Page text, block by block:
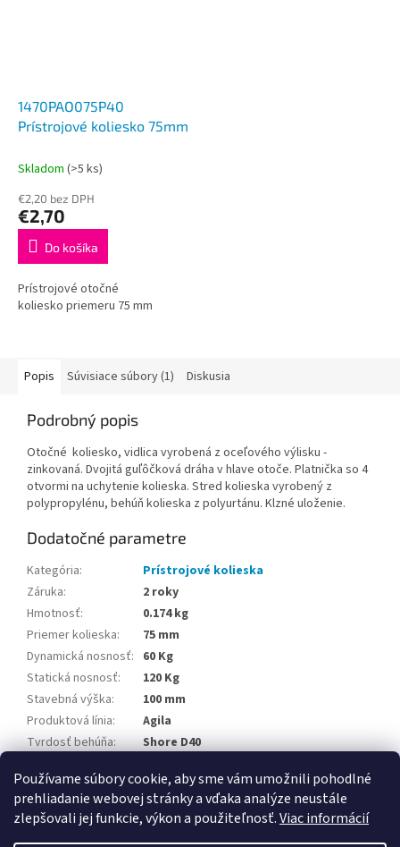
Používame súbory cookie, aby sme vám umožnili pohodlné
prehliadanie webovej stránky a vďaka analýze neustále
zlepšovali jej funkcie, výkon a použiteľnosť.Viac informácií
1470PAO075P40
Prístrojové koliesko 75mm
Skladom (>5 ks)
€2,20 bez DPH
€2,70
Do košíka
Prístrojové otočné
koliesko priemeru 75 mm
Popis Súvisiace súbory (1) Diskusia
Podrobný popis
Otočné koliesko, vidlica vyrobená z oceľového výlisku -
zinkovaná. Dvojitá guľôčková dráha v hlave otoče. Platnička so 4
otvormi na uchytenie kolieska. Stred kolieska vyrobený z
polypropylénu, behúň kolieska z polyurtánu. Klzné uloženie.
Dodatočné parametre
Kategória:
Prístrojové kolieska
Záruka:
2 roky
Hmotnosť:
0.174 kg
Priemer kolieska:
75 mm
Dynamická nosnosť: 60 Kg
Statická nosnosť:
120 Kg
Stavebná výška:
100 mm
Produktová línia:
Agila
Tvrdosť behúňa:
Shore D40